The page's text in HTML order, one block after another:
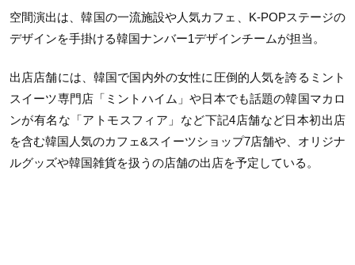
空間演出は、韓国の一流施設や人気カフェ、K-POPステージの
デザインを手掛ける韓国ナンバー1デザインチームが担当。
出店店舗には、韓国で国内外の女性に圧倒的人気を誇るミント
スイーツ専門店「ミントハイム」や日本でも話題の韓国マカロ
ンが有名な「アトモスフィア」など下記4店舗など日本初出店
を含む韓国人気のカフェ&スイーツショップ7店舗や、オリジナ
ルグッズや韓国雑貨を扱うの店舗の出店を予定している。